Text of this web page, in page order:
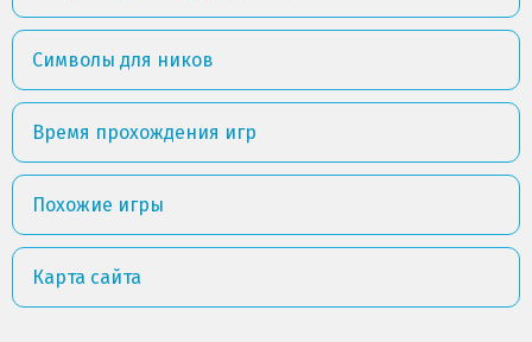
Символы для ников
Время прохождения игр
Похожие игры
Карта сайта